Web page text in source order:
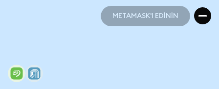
METAMASK'I EDİNİN